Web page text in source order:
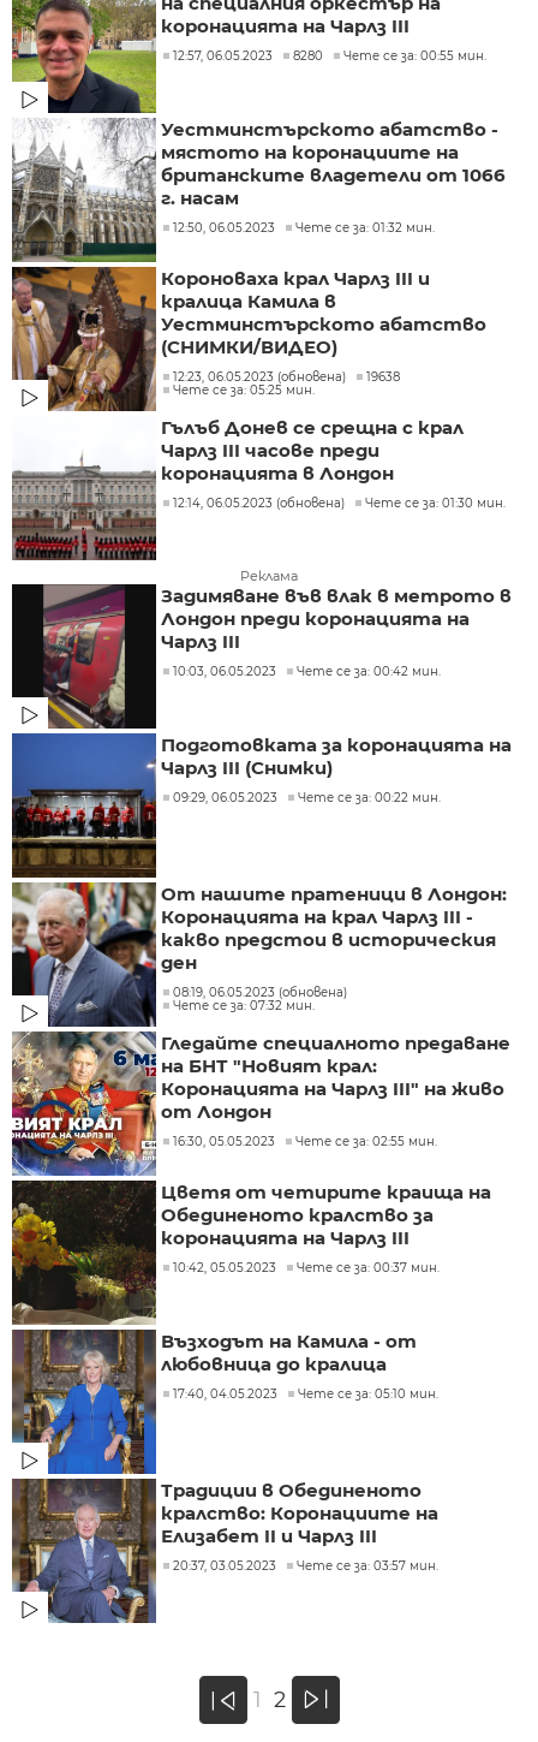
коронацията на Чарлз III
12:57, 06.05.2023 8280 Чете се за: 00:55 мин.
Уестминстърското абатство -
мястото на коронациите на
британските владетели от 1066
г. насам
12:50, 06.05.2023 Чете се за: 01:32 мин.
Короноваха крал Чарлз III и
кралица Камила в
Уестминстърското абатство
(СНИМКИ/ВИДЕО)
12:23, 06.05.2023 (обновена)
19638
Чете се за: 05:25 мин.
Гълъб Донев се срещна с крал
Чарлз III часове преди
коронацията в Лондон
12:14, 06.05.2023 (обновена) Чете се за: 01:30 мин.
Реклама
Задимяване във влак в метрото в
Лондон преди коронацията на
Чарлз III
10:03, 06.05.2023 Чете се за: 00:42 мин.
Подготовката за коронацията на
Чарлз III (Снимки)
09:29, 06.05.2023 Чете се за: 00:22 мин.
От нашите пратеници в Лондон:
Коронацията на крал Чарлз III -
какво предстои в историческия
ден
08:19, 06.05.2023 (обновена)
Чете се за: 07:32 мин.
Гледайте специалното предаване
на БНТ "Новият крал:
Коронацията на Чарлз III" на живо
от Лондон
16:30, 05.05.2023 Чете се за: 02:55 мин.
Цветя от четирите краища на
Обединеното кралство за
коронацията на Чарлз III
10:42, 05.05.2023 Чете се за: 00:37 мин.
Възходът на Камила - от
любовница до кралица
17:40, 04.05.2023 Чете се за: 05:10 мин.
Традиции в Обединеното
кралство: Коронациите на
Елизабет II и Чарлз III
20:37, 03.05.2023 Чете се за: 03:57 мин.
« 1 2 »